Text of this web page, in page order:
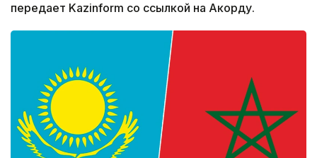
передает Kazinform со ссылкой на Акорду.